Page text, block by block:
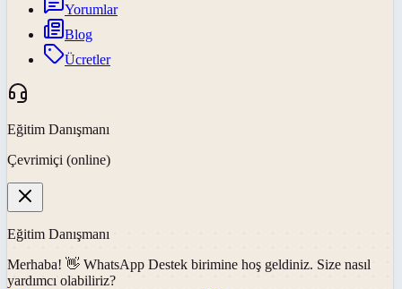
Yorumlar
Blog
Ücretler
Eğitim Danışmanı
Çevrimiçi (online)
Eğitim Danışmanı
Merhaba! 👋 WhatsApp Destek birimine hoş geldiniz. Size nasıl
yardımcı olabiliriz?